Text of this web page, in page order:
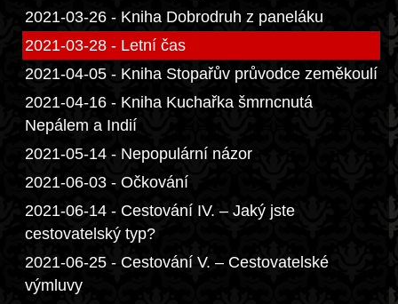
2021-03-26 - Kniha Dobrodruh z paneláku
2021-03-28 - Letní čas
2021-04-05 - Kniha Stopařův průvodce zeměkoulí
2021-04-16 - Kniha Kuchařka šmrncnutá
Nepálem a Indií
2021-05-14 - Nepopulární názor
2021-06-03 - Očkování
2021-06-14 - Cestování IV. – Jaký jste
cestovatelský typ?
2021-06-25 - Cestování V. – Cestovatelské
výmluvy